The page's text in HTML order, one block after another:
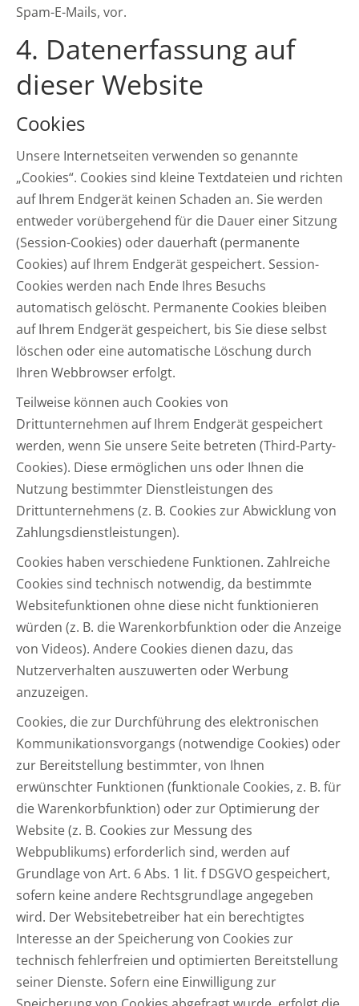
Spam-E-Mails, vor.
4. Datenerfassung auf
dieser Website
Cookies
Unsere Internetseiten verwenden so genannte
„Cookies“. Cookies sind kleine Textdateien und richten
auf Ihrem Endgerät keinen Schaden an. Sie werden
entweder vorübergehend für die Dauer einer Sitzung
(Session-Cookies) oder dauerhaft (permanente
Cookies) auf Ihrem Endgerät gespeichert. Session-
Cookies werden nach Ende Ihres Besuchs
automatisch gelöscht. Permanente Cookies bleiben
auf Ihrem Endgerät gespeichert, bis Sie diese selbst
löschen oder eine automatische Löschung durch
Ihren Webbrowser erfolgt.
Teilweise können auch Cookies von
Drittunternehmen auf Ihrem Endgerät gespeichert
werden, wenn Sie unsere Seite betreten (Third-Party-
Cookies). Diese ermöglichen uns oder Ihnen die
Nutzung bestimmter Dienstleistungen des
Drittunternehmens (z. B. Cookies zur Abwicklung von
Zahlungsdienstleistungen).
Cookies haben verschiedene Funktionen. Zahlreiche
Cookies sind technisch notwendig, da bestimmte
Websitefunktionen ohne diese nicht funktionieren
würden (z. B. die Warenkorbfunktion oder die Anzeige
von Videos). Andere Cookies dienen dazu, das
Nutzerverhalten auszuwerten oder Werbung
anzuzeigen.
Cookies, die zur Durchführung des elektronischen
Kommunikationsvorgangs (notwendige Cookies) oder
zur Bereitstellung bestimmter, von Ihnen
erwünschter Funktionen (funktionale Cookies, z. B. für
die Warenkorbfunktion) oder zur Optimierung der
Website (z. B. Cookies zur Messung des
Webpublikums) erforderlich sind, werden auf
Grundlage von Art. 6 Abs. 1 lit. f DSGVO gespeichert,
sofern keine andere Rechtsgrundlage angegeben
wird. Der Websitebetreiber hat ein berechtigtes
Interesse an der Speicherung von Cookies zur
technisch fehlerfreien und optimierten Bereitstellung
seiner Dienste. Sofern eine Einwilligung zur